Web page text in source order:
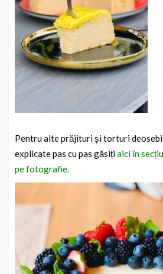
Pentru alte prăjituri și torturi
explicate pas cu pas găsițiaici în
pe fotografie.